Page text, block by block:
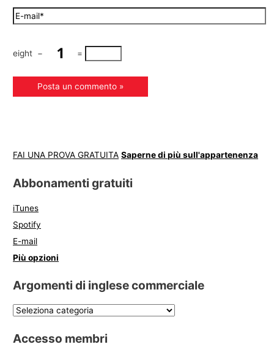
eight − =
FAI UNA PROVA GRATUITA Saperne di più sull'appartenenza
Abbonamenti gratuiti
iTunes
Spotify
E-mail
Più opzioni
Argomenti di inglese commerciale
Accesso membri